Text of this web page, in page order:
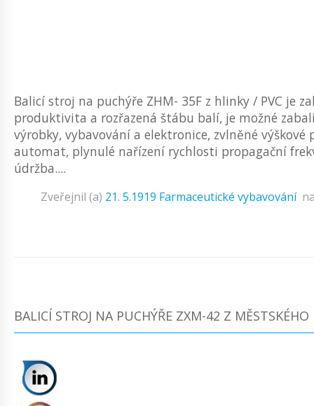
Balicí stroj na puchýře ZHM- 35F z hlinky / PVC je
produktivita a rozřazená štábu balí, je možné
výrobky, vybavování a elektronice, zvlněné
automat, plynulé nařízení rychlosti propagační
údržba....
Zveřejnil (a) 21. 5.1919 Farmaceutické vybavování
BALICÍ STROJ NA PUCHÝŘE ZXM-42 Z